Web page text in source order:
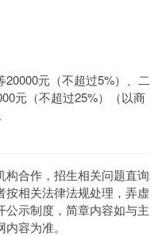
元（不超过5%）、二
元（不超过25%）（以商
合作，招生相关问题直询
相关法律法规处理，弄虚
示制度，简章内容如与主
容为准。